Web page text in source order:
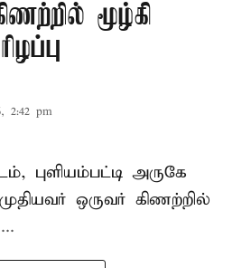
மூழ்கி
2:42 pm
புளியம்பட்டி அருகே
முதியவர் ஒருவர் கிணற்றில்